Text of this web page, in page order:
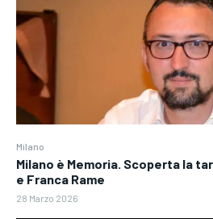
Milano
Milano è Memoria. Scoperta la
e Franca Rame
28 Marzo 2026